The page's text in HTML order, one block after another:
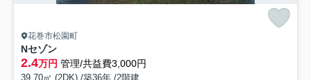
花巻市松園町
Nセゾン
2.4万円 管理/共益費3,000円
39.70㎡ (2DK) /築36年 /2階建